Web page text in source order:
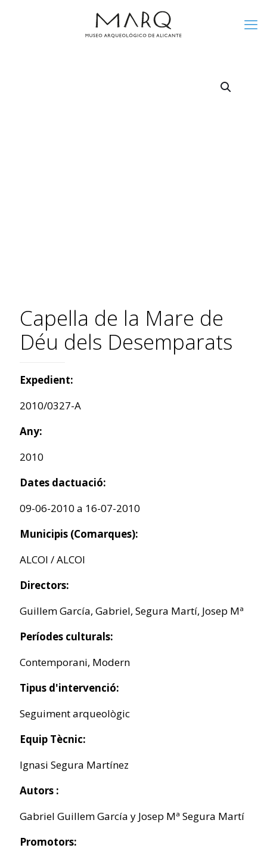
Capella de la Mare de
Déu dels Desemparats
Expedient:
2010/0327-A
Any:
2010
Dates dactuació:
09-06-2010 a 16-07-2010
Municipis (Comarques):
ALCOI / ALCOI
Directors:
Guillem García, Gabriel, Segura Martí, Josep Mª
Períodes culturals:
Contemporani, Modern
Tipus d'intervenció:
Seguiment arqueològic
Equip Tècnic:
Ignasi Segura Martínez
Autors :
Gabriel Guillem García y Josep Mª Segura Martí
Promotors: